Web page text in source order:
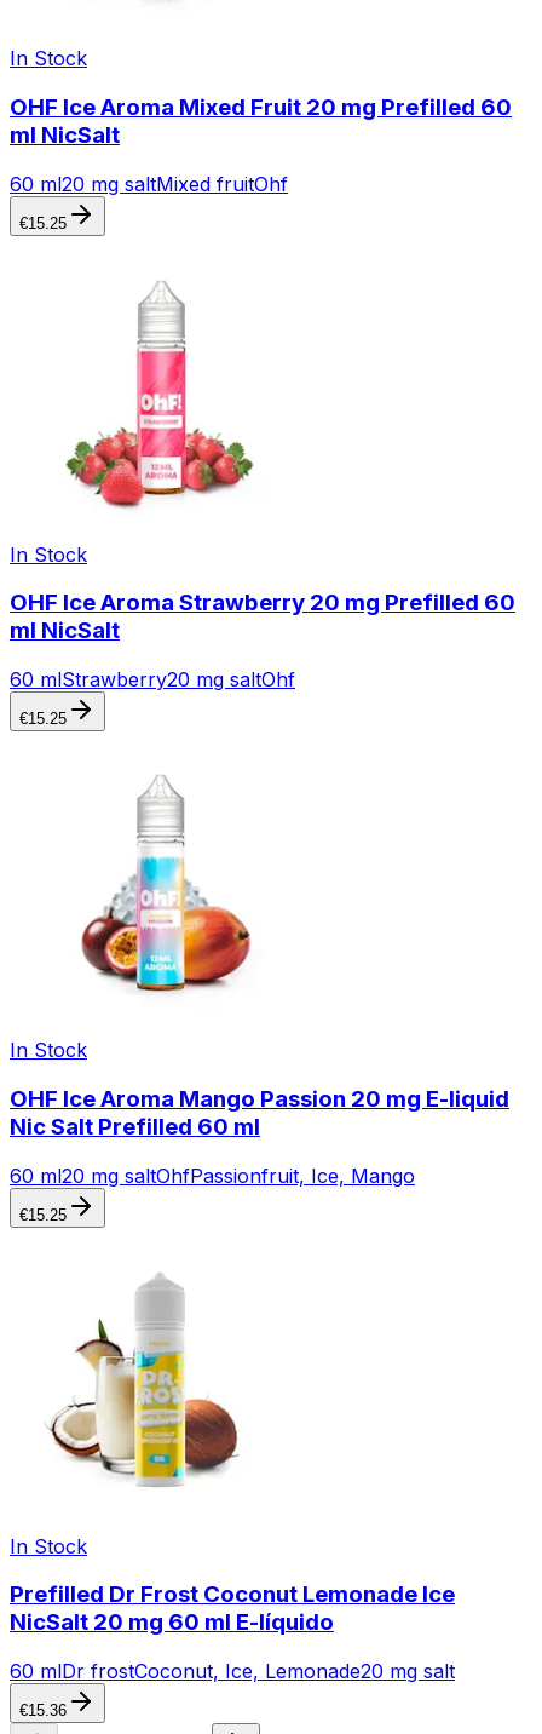
In Stock
OHF Ice Aroma Mixed Fruit 20 mg Prefilled 60
ml NicSalt
60 ml20 mg saltMixed fruitOhf
€15.25
In Stock
OHF Ice Aroma Strawberry 20 mg Prefilled 60
ml NicSalt
60 mlStrawberry20 mg saltOhf
€15.25
In Stock
OHF Ice Aroma Mango Passion 20 mg E-liquid
Nic Salt Prefilled 60 ml
60 ml20 mg saltOhfPassionfruit, Ice, Mango
€15.25
In Stock
Prefilled Dr Frost Coconut Lemonade Ice
NicSalt 20 mg 60 ml E-líquido
60 mlDr frostCoconut, Ice, Lemonade20 mg salt
€15.36